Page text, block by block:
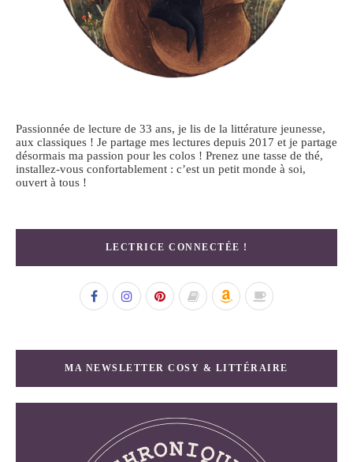
Passionnée de lecture de 33 ans, je lis de la littérature jeunesse,
aux classiques ! Je partage mes lectures depuis 2017 et je partage
désormais ma passion pour les colos ! Prenez une tasse de thé,
installez-vous confortablement : c’est un petit monde à soi,
ouvert à tous !
LECTRICE CONNECTÉE !
MA NEWSLETTER COSY & LITTÉRAIRE